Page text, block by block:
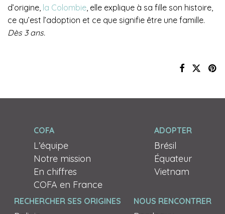
d’origine, la Colombie, elle explique à sa fille son histoire,
ce qu’est l’adoption et ce que signifie être une famille.
Dès 3 ans.
COFA
L’équipe
Notre mission
En chiffres
COFA en France
ADOPTER
Brésil
Équateur
Vietnam
RECHERCHER SES ORIGINES NOUS RENCONTRER